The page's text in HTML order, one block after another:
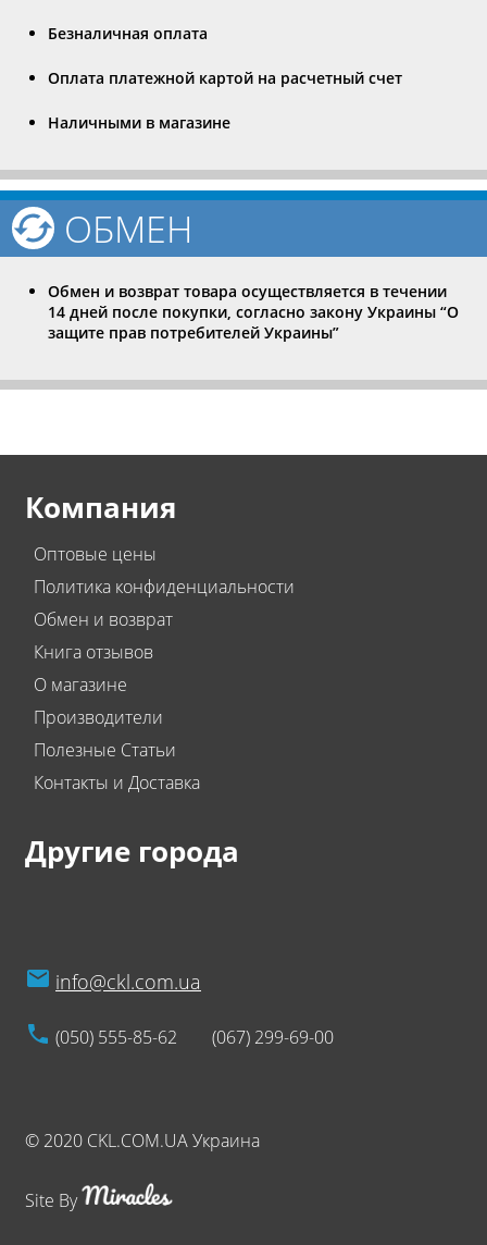
Безналичная оплата
Оплата платежной картой на расчетный счет
Наличными в магазине
ОБМЕН
Обмен и возврат товара осуществляется в течении
14 дней после покупки, согласно закону Украины “О
защите прав потребителей Украины”
Компания
Оптовые цены
Политика конфиденциальности
Обмен и возврат
Книга отзывов
О магазине
Производители
Полезные Статьи
Контакты и Доставка
Другие города
info@ckl.com.ua
(050) 555-85-62 (067) 299-69-00
© 2020 CKL.COM.UA Украина
Site By